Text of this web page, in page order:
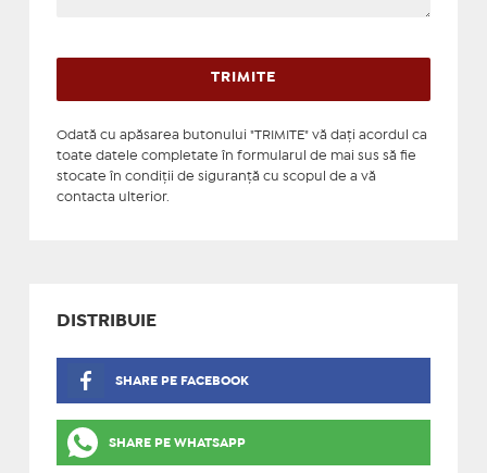
Odată cu apăsarea butonului "TRIMITE" vă daţi acordul ca
toate datele completate în formularul de mai sus să fie
stocate în condiţii de siguranţă cu scopul de a vă
contacta ulterior.
DISTRIBUIE
SHARE PE FACEBOOK
SHARE PE WHATSAPP